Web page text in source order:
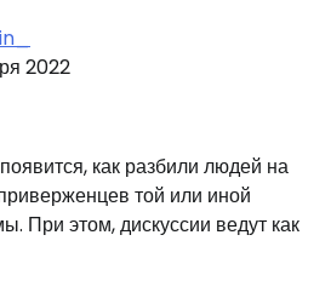
2022
как разбили людей на
той или иной
При этом, дискуссии ведут как